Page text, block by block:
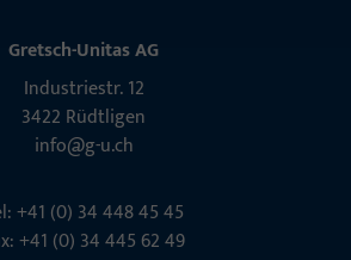
Gretsch-Unitas AG
Indu­s­triestr. 12
3422 Rüdt­ligen
info@g-u.ch
+41 (0) 34 448 45 45
+41 (0) 34 445 62 49